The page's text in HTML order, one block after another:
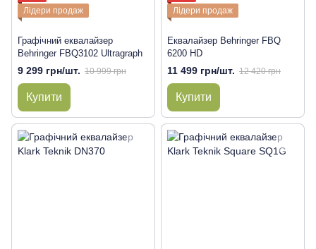
Лідери продаж
Графічний еквалайзер
Behringer FBQ3102 Ultragraph
9 299 грн/шт. 10 999 грн
Купити
Лідери продаж
Еквалайзер Behringer FBQ
6200 HD
11 499 грн/шт. 12 420 грн
Купити